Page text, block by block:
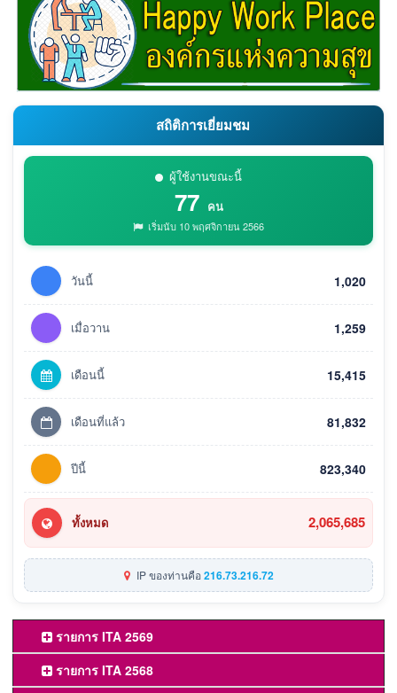
สถิติการเยี่ยมชม
ผู้ใช้งานขณะนี้
77 คน
เริ่มนับ 10 พฤศจิกายน 2566
วันนี้ 1,020
เมื่อวาน 1,259
เดือนนี้ 15,415
เดือนที่แล้ว 81,832
ปีนี้ 823,340
ทั้งหมด 2,065,685
IP ของท่านคือ216.73.216.72
รายการ ITA 2569
รายการ ITA 2568